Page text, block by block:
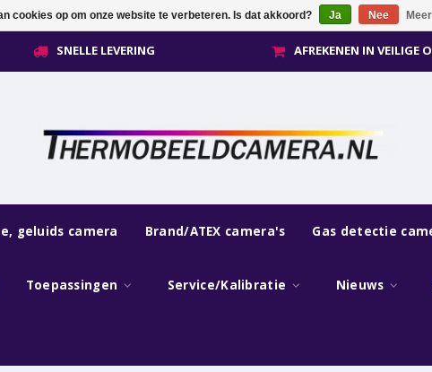
SNELLE LEVERING AFREKENEN IN VEILIGE
geluids camera Brand/ATEX camera's Gas detectie
Toepassingen Service/Kalibratie Nieuws
cookies op om onze website te verbeteren. Is dat akkoord? Ja Nee